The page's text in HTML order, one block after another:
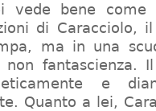
vede bene
di Caracciolo,
ma in una
non
e
Quanto a lei,